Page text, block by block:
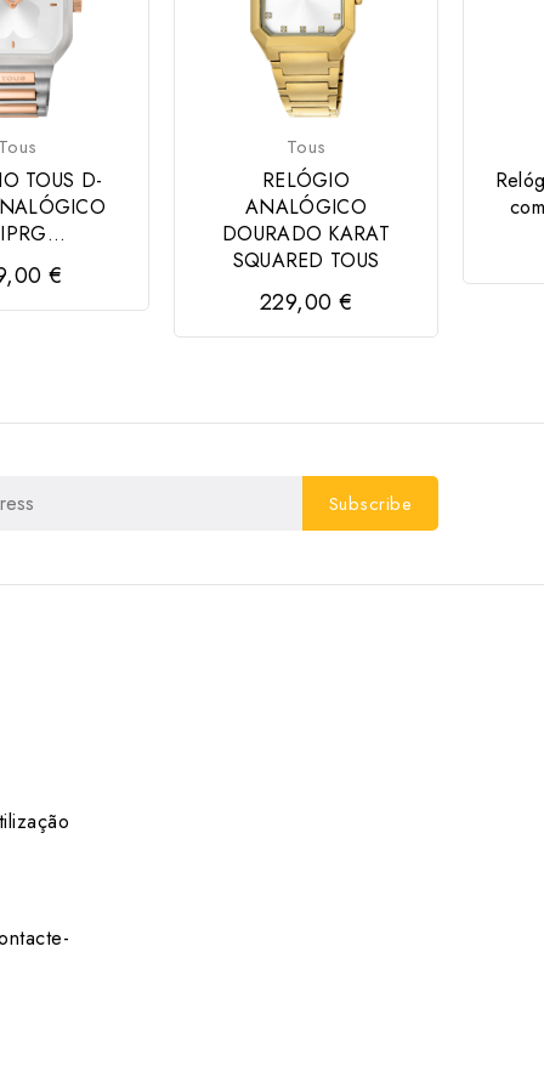
TOUS D-
€
Tous
RELÓGIO
ANALÓGICO
DOURADO KARAT
SQUARED TOUS
229,00 €